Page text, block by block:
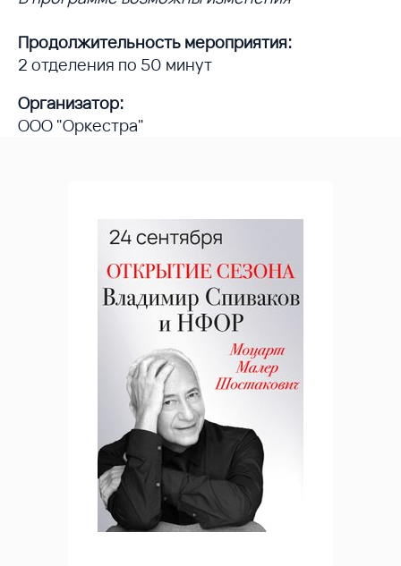
Продолжительность мероприятия:
2 отделения по 50 минут
Организатор:
ООО "Оркестра"